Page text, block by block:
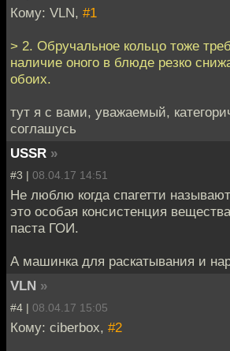
Кому: VLN, #1
> 2. Обручальное кольцо тоже
наличие оного в блюде резко
обоих.
тут я с вами, уважаемый,
соглашусь
USSR »
#3 | 08.04.17 14:51
Не люблю когда спагетти
это особая консистенция
паста ГОИ.
А машинка для раскатывания и
VLN »
#4 | 08.04.17 15:05
Кому: ciberbox, #2